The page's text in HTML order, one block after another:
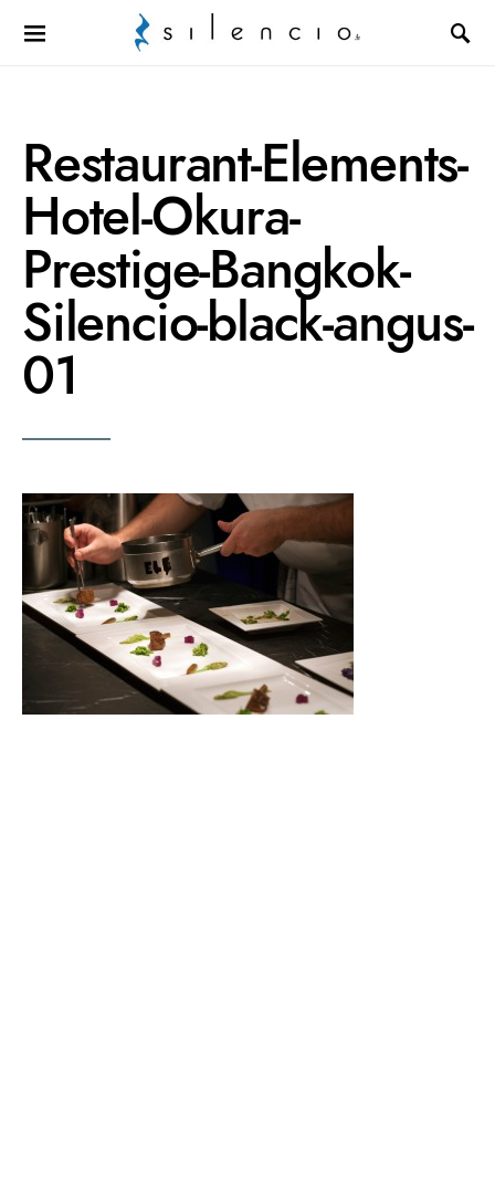
Search for:
Restaurant-Elements-
Hotel-Okura-
Prestige-Bangkok-
Silencio-black-angus-
01